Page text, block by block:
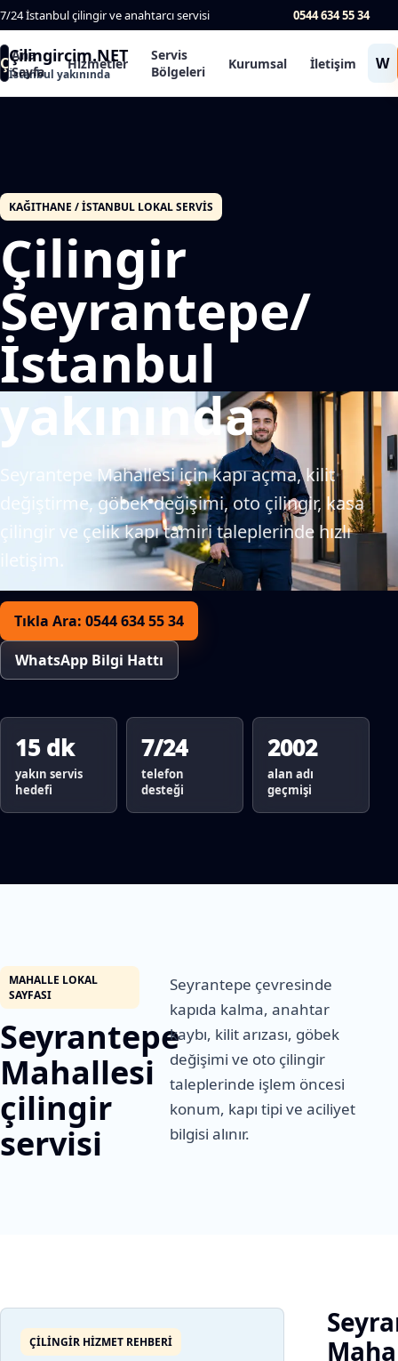
7/24 İstanbul çilingir ve anahtarcı servisi 0544 634 55 34
ÇÇilingircim.NET
İstanbul yakınında
Ana
Sayfa
Hizmetler
Servis
Bölgeleri
Kurumsal İletişim W
KAĞITHANE / İSTANBUL LOKAL SERVIS
Çilingir
Seyrantepe/
İstanbul
yakınında
Seyrantepe Mahallesi için kapı açma, kilit
değiştirme, göbek değişimi, oto çilingir, kasa
çilingir ve çelik kapı tamiri taleplerinde hızlı
iletişim.
Tıkla Ara: 0544 634 55 34
WhatsApp Bilgi Hattı
15 dk
yakın servis
hedefi
7/24
telefon
desteği
2002
alan adı
geçmişi
MAHALLE LOKAL
SAYFASI
Seyrantepe
Mahallesi
çilingir
servisi
Seyrantepe çevresinde
kapıda kalma, anahtar
kaybı, kilit arızası, göbek
değişimi ve oto çilingir
taleplerinde işlem öncesi
konum, kapı tipi ve aciliyet
bilgisi alınır.
ÇILINGIR HIZMET REHBERI